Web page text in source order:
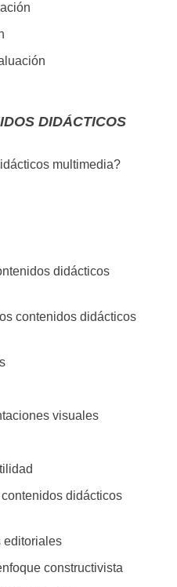
DIDÁCTICOS
multimedia?
didácticos
contenidos didácticos
visuales
didácticos
editoriales
constructivista